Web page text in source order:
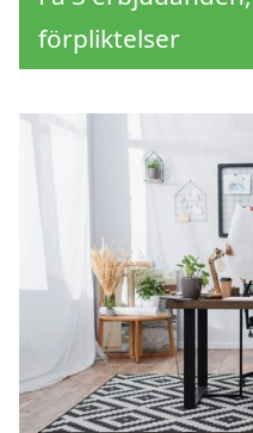
förpliktelser